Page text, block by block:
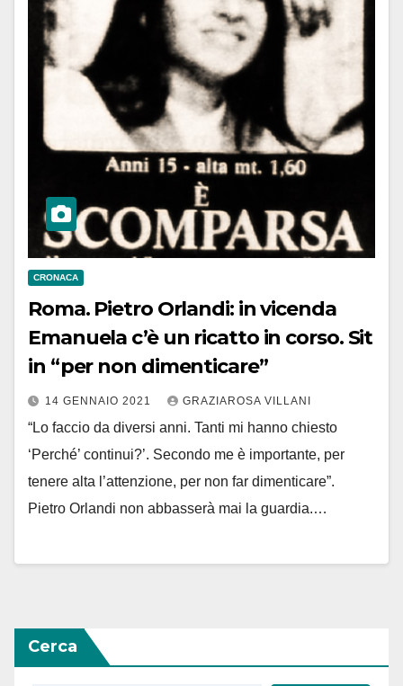
CRONACA
Roma. Pietro Orlandi: in vicenda
Emanuela c’è un ricatto in corso. Sit
in “per non dimenticare”
14 GENNAIO 2021 GRAZIAROSA VILLANI
“Lo faccio da diversi anni. Tanti mi hanno chiesto
‘Perché’ continui?’. Secondo me è importante, per
tenere alta l’attenzione, per non far dimenticare”.
Pietro Orlandi non abbasserà mai la guardia.…
Cerca